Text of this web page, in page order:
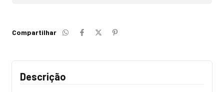
Compartilhar
Descrição